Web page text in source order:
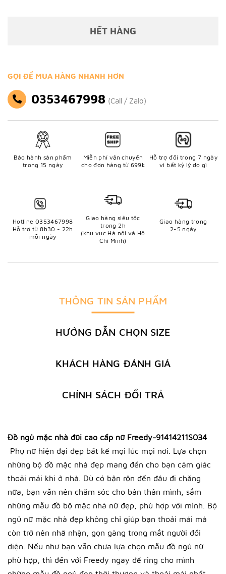
HẾT HÀNG
GỌI ĐỂ MUA HÀNG NHANH HƠN
0353467998 (Call / Zalo)
Bảo hành sản phẩm
trong 15 ngày
Miễn phí vận chuyển
cho đơn hàng từ 699k
Hỗ trợ đổi trong 7 ngày
vì bất kỳ lý do gì
Hotline 0353467998
Hỗ trợ từ 8h30 - 22h
mỗi ngày
Giao hàng siêu tốc
trong 2h
(khu vực Hà nội và Hồ
Chí Minh)
Giao hàng trong
2-5 ngày
THÔNG TIN SẢN PHẨM
HƯỚNG DẪN CHỌN SIZE
KHÁCH HÀNG ĐÁNH GIÁ
CHÍNH SÁCH ĐỔI TRẢ
Đồ ngủ mặc nhà đũi cao cấp nữ Freedy-91414211S034
Phụ nữ hiện đại đẹp bất kể mọi lúc mọi nơi. Lựa chọn
những bộ đồ mặc nhà đẹp mang đến cho bạn cảm giác
thoải mái khi ở nhà. Dù có bận rộn đến đâu đi chăng
nữa, bạn vẫn nên chăm sóc cho bản thân mình, sắm
những mẫu đồ bộ mặc nhà nữ đẹp, phù hợp với mình. Bộ
ngủ nữ mặc nhà đẹp không chỉ giúp bạn thoải mái mà
còn trở nên nhã nhặn, gọn gàng trong mắt người đối
diện. Nếu như bạn vẫn chưa lựa chọn mẫu đồ ngủ nữ
phù hợp, thì đến với Freedy ngay để ring cho mình